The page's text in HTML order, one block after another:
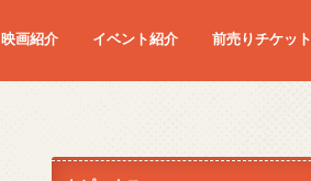
映画紹介 イベント紹介 前売りチケット